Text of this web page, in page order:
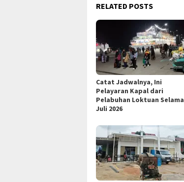
RELATED POSTS
Catat Jadwalnya, Ini
Pelayaran Kapal dari
Pelabuhan Loktuan Selama
Juli 2026